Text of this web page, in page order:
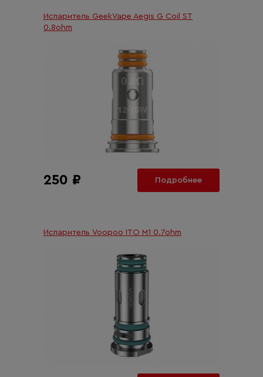
Испаритель GeekVape Aegis G Coil ST
0.8ohm
250 ₽ Подробнее
Испаритель Voopoo ITO M1 0.7ohm